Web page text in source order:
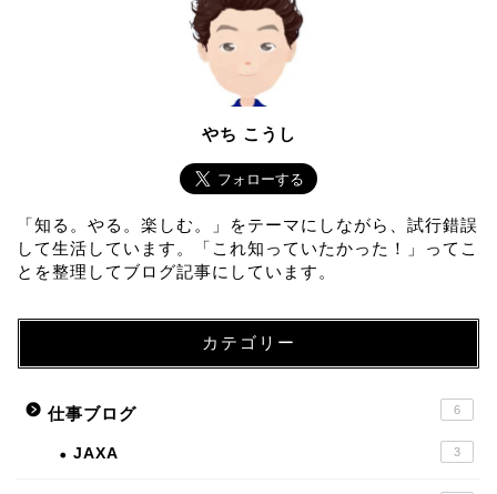
やち こうし
「知る。やる。楽しむ。」をテーマにしながら、試行錯誤
して生活しています。「これ知っていたかった！」ってこ
とを整理してブログ記事にしています。
カテゴリー
仕事ブログ 6
JAXA 3